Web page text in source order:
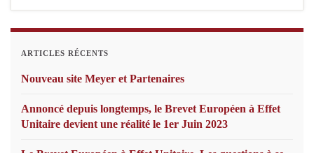
ARTICLES RÉCENTS
Nouveau site Meyer et Partenaires
Annoncé depuis longtemps, le Brevet Européen à Effet
Unitaire devient une réalité le 1er Juin 2023